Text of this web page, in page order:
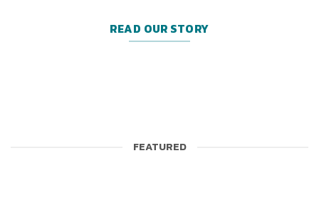
READ OUR STORY
FEATURED